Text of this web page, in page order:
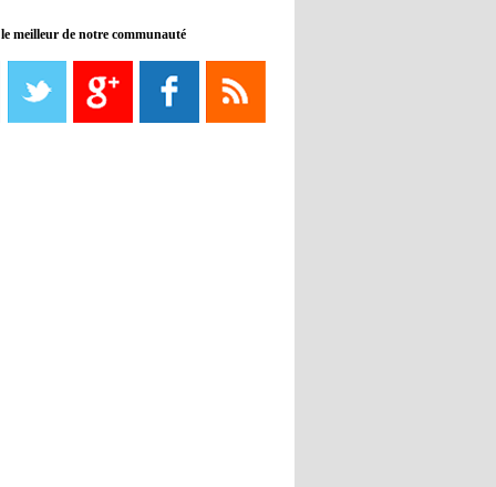
08:21 - 2022/11/08
Liverpool mis en vente par son
propriétaire
meilleur de notre communauté